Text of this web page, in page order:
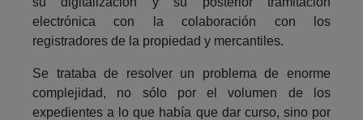
electrónica con la colaboración con los
registradores de la propiedad y mercantiles.
Se trataba de resolver un problema de enorme
complejidad, no sólo por el volumen de los
expedientes a lo que había que dar curso, sino por